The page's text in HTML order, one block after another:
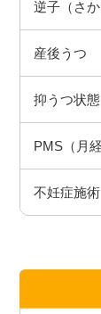
逆子（さか
産後うつ
抑うつ状
PMS（月
不妊症施術